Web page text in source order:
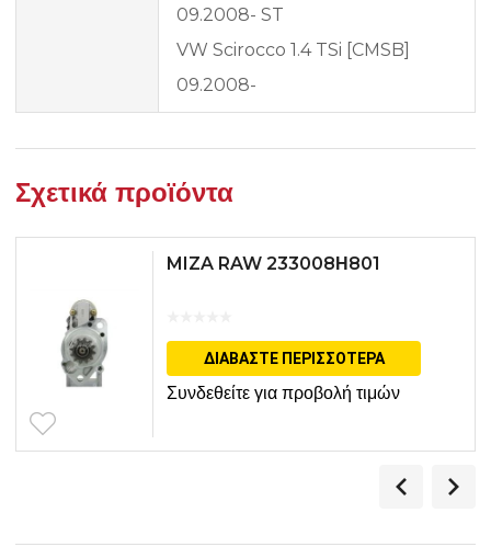
09.2008- ST
VW Scirocco 1.4 TSi [CMSB]
09.2008-
Σχετικά προϊόντα
MIZA RAW 233008Η801
ΔΙΑΒΆΣΤΕ ΠΕΡΙΣΣΌΤΕΡΑ
Συνδεθείτε για προβολή τιμών